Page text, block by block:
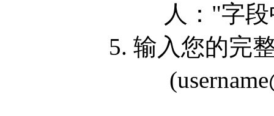
人："字
5. 输入您的完